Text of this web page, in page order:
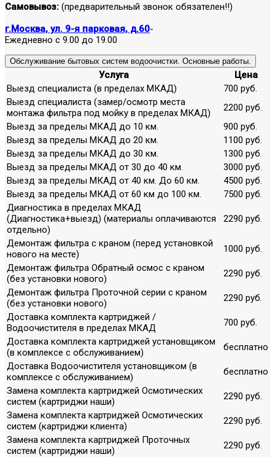
Самовывоз: (предварительный звонок обязателен!!)
г.Москва, ул. 9-я парковая, д.60-
Ежедневно с 9.00 до 19.00
Обслуживание бытовых систем водоочистки. Основные работы.
Услуга
Цена
Выезд специалиста (в пределах МКАД)
700 руб.
Выезд специалиста (замер/осмотр места
монтажа фильтра под мойку в пределах МКАД)
2200 руб.
Выезд за пределы МКАД до 10 км.
900 руб.
Выезд за пределы МКАД до 20 км.
1100 руб.
Выезд за пределы МКАД до 30 км.
1300 руб.
Выезд за пределы МКАД от 30 до 40 км.
3000 руб.
Выезд за пределы МКАД от 40 км. До 60 км.
4500 руб.
Выезд за пределы МКАД от 60 км до 100 км.
7500 руб.
Диагностика в пределах МКАД
(Диагностика+выезд) (материалы оплачиваются
отдельно)
2290 руб.
Демонтаж фильтра с краном (перед установкой
нового на месте)
1000 руб.
Демонтаж фильтра Обратный осмос с краном
(без установки нового)
2290 руб.
Демонтаж фильтра Проточной серии с краном
(без установки нового)
2290 руб.
Доставка комплекта картриджей /
Водоочистителя в пределах МКАД
700 руб.
Доставка комплекта картриджей установщиком
(в комплексе с обслуживанием)
бесплатно
Доставка Водоочистителя установщиком (в
комплексе с обслуживанием)
бесплатно
Замена комплекта картриджей Осмотических
систем (картриджи наши)
2290 руб.
Замена комплекта картриджей Осмотических
систем (картриджи клиента)
2290 руб.
Замена комплекта картриджей Проточных
систем (картриджи наши)
2290 руб.